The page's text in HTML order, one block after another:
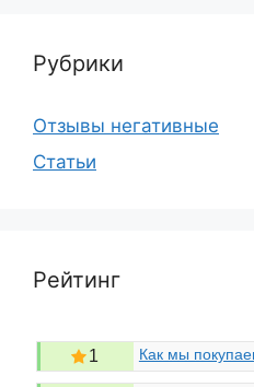
Рубрики
Отзывы негативные
Статьи
Рейтинг
1 Как мы